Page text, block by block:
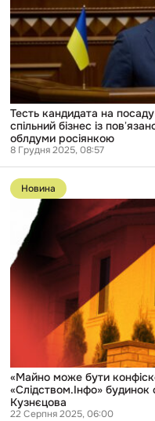
юстиції
Маслова
має
спільний
бізнес
повʼязаною
депутатом
Бєлгородської
облдуми
росіянкою
Тесть кандидата на
спільний бізнес із
облдуми росіянкою
8 Грудня 2025, 08:57
Перейти
до
публікації
«Майно
може
бути
конфісковане»:
експертка
про
виявлений
«Слідством.Інфо»
будинок
заарештованого
Новина
«Майно може бути
«Слідством.Інфо» будинок
Кузнєцова
22 Серпня 2025, 06:00